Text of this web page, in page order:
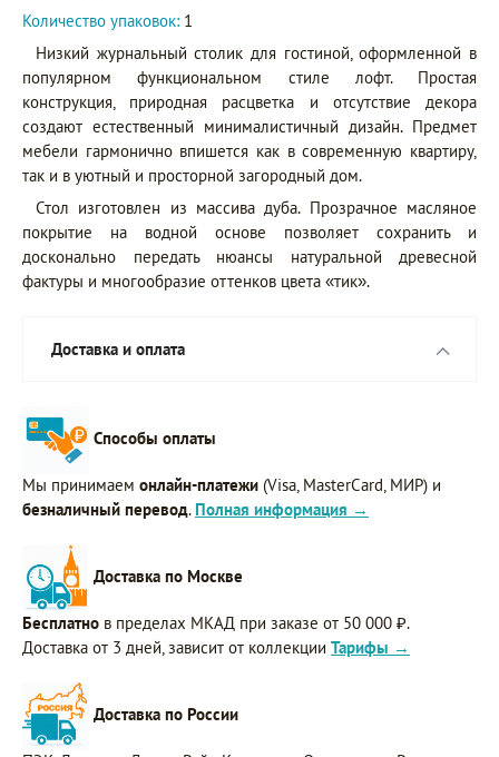
Количество упаковок: 1
Низкий журнальный столик для гостиной, оформленной в
популярном функциональном стиле лофт. Простая
конструкция, природная расцветка и отсутствие декора
создают естественный минималистичный дизайн. Предмет
мебели гармонично впишется как в современную квартиру,
так и в уютный и просторной загородный дом.
Стол изготовлен из массива дуба. Прозрачное масляное
покрытие на водной основе позволяет сохранить и
досконально передать нюансы натуральной древесной
фактуры и многообразие оттенков цвета «тик».
Доставка и оплата
Способы оплаты
Мы принимаем онлайн-платежи (Visa, MasterCard, МИР) и
безналичный перевод. Полная информация →
Доставка по Москве
Бесплатно в пределах МКАД при заказе от 50 000 ₽.
Доставка от 3 дней, зависит от коллекции Тарифы →
Доставка по России